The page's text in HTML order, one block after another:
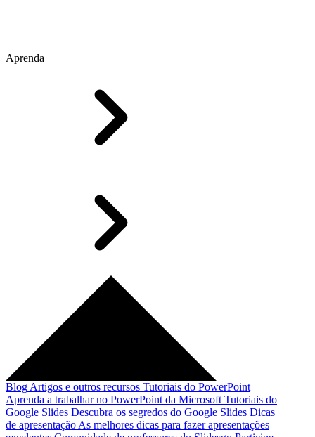
Aprenda
Blog Artigos e outros recursos Tutoriais do PowerPoint
Aprenda a trabalhar no PowerPoint da Microsoft Tutoriais do
Google Slides Descubra os segredos do Google Slides Dicas
de apresentação As melhores dicas para fazer apresentações